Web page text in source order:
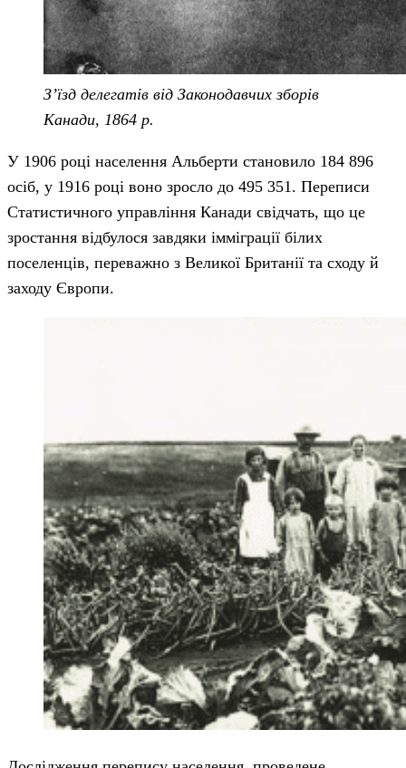
З’їзд делегатів від Законодавчих зборів
Канади, 1864 р.
У 1906 році населення Альберти становило 184 896
осіб, у 1916 році воно зросло до 495 351. Переписи
Статистичного управління Канади свідчать, що це
зростання відбулося завдяки імміграції білих
поселенців, переважно з Великої Британії та сходу й
заходу Європи.